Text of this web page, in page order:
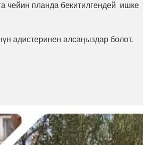
чейин планда бекитилгендей ишке
адистеринен алсаңыздар болот.